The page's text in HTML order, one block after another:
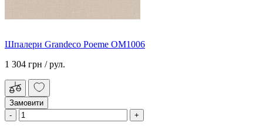
Шпалери Grandeco Poeme OM1006
1 304 грн / рул.
Замовити